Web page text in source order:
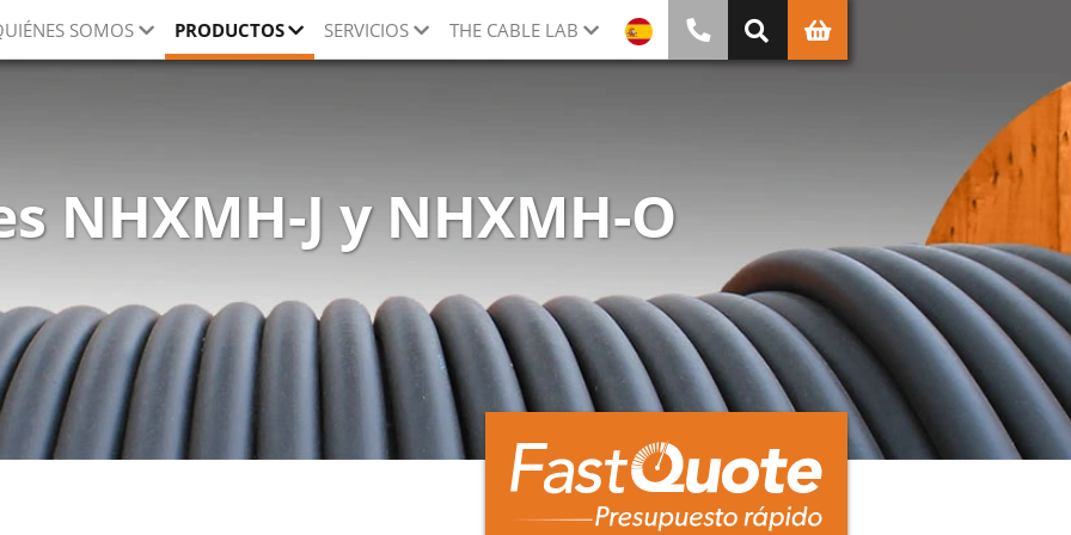
SOMOS PRODUCTOS SERVICIOS THE CABLE LAB
NHXMH-J y NHXMH-O